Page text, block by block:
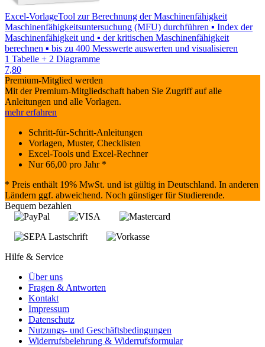
Excel-VorlageTool zur Berechnung der Maschinenfähigkeit
Maschinenfähigkeitsuntersuchung (MFU) durchführen ▪ Index der
Maschinenfähigkeit und ▪ der kritischen Maschinenfähigkeit
berechnen ▪ bis zu 400 Messwerte auswerten und visualisieren
1 Tabelle + 2 Diagramme
7,80
Premium-Mitglied werden
Mit der Premium-Mitgliedschaft haben Sie Zugriff auf alle
Anleitungen und alle Vorlagen.
mehr erfahren
Schritt-für-Schritt-Anleitungen
Vorlagen, Muster, Checklisten
Excel-Tools und Excel-Rechner
Nur66,00 pro Jahr *
* Preis enthält 19% MwSt. und ist gültig in Deutschland. In anderen
Ländern ggf. abweichend. Noch günstiger für Studierende.
Bequem bezahlen
Hilfe & Service
Über uns
Fragen & Antworten
Kontakt
Impressum
Datenschutz
Nutzungs- und Geschäftsbedingungen
Widerrufsbelehrung & Widerrufsformular